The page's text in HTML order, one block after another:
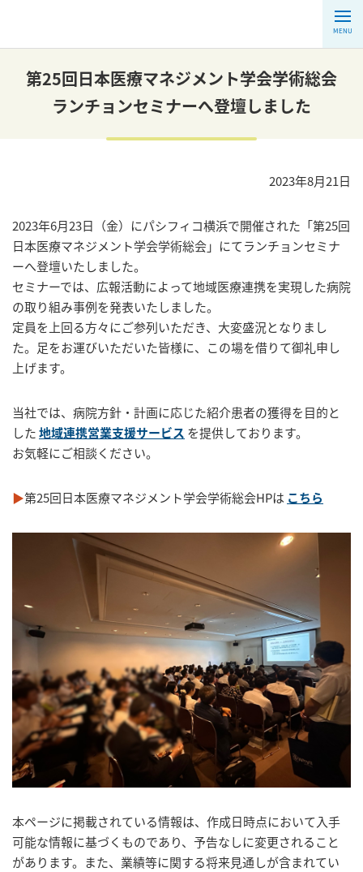
MENU
第25回日本医療マネジメント学会学術総会
ランチョンセミナーへ登壇しました
2023年8月21日
2023年6月23日（金）にパシフィコ横浜で開催された「第25回
日本医療マネジメント学会学術総会」にてランチョンセミナ
ーへ登壇いたしました。
セミナーでは、広報活動によって地域医療連携を実現した病院
の取り組み事例を発表いたしました。
定員を上回る方々にご参列いただき、大変盛況となりまし
た。足をお運びいただいた皆様に、この場を借りて御礼申し
上げます。
当社では、病院方針・計画に応じた紹介患者の獲得を目的と
した地域連携営業支援サービス を提供しております。
お気軽にご相談ください。
▶第25回日本医療マネジメント学会学術総会HPは こちら
本ページに掲載されている情報は、作成日時点において入手
可能な情報に基づくものであり、予告なしに変更されること
があります。また、業績等に関する将来見通しが含まれてい